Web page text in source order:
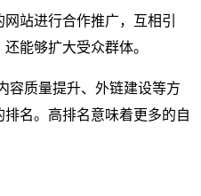
站进行合作推广，互相引
能够扩大受众群体。
容质量提升、外链建设等方
名。高排名意味着更多的自